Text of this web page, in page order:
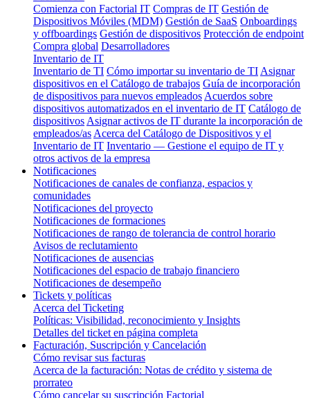
Comienza con Factorial IT Compras de IT Gestión de
Dispositivos Móviles (MDM) Gestión de SaaS Onboardings
y offboardings Gestión de dispositivos Protección de endpoint
Compra global Desarrolladores
Inventario de IT
Inventario de TI Cómo importar su inventario de TI Asignar
dispositivos en el Catálogo de trabajos Guía de incorporación
de dispositivos para nuevos empleados Acuerdos sobre
dispositivos automatizados en el inventario de IT Catálogo de
dispositivos Asignar activos de IT durante la incorporación de
empleados/as Acerca del Catálogo de Dispositivos y el
Inventario de IT Inventario — Gestione el equipo de IT y
otros activos de la empresa
Notificaciones
Notificaciones de canales de confianza, espacios y
comunidades
Notificaciones del proyecto
Notificaciones de formaciones
Notificaciones de rango de tolerancia de control horario
Avisos de reclutamiento
Notificaciones de ausencias
Notificaciones del espacio de trabajo financiero
Notificaciones de desempeño
Tickets y políticas
Acerca del Ticketing
Políticas: Visibilidad, reconocimiento y Insights
Detalles del ticket en página completa
Facturación, Suscripción y Cancelación
Cómo revisar sus facturas
Acerca de la facturación: Notas de crédito y sistema de
prorrateo
Cómo cancelar su suscripción Factorial